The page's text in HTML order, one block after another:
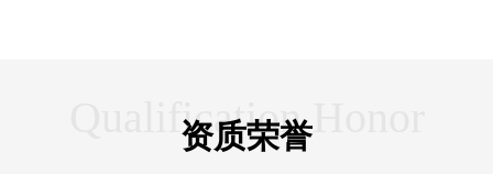
Qualification Honor
资质荣誉